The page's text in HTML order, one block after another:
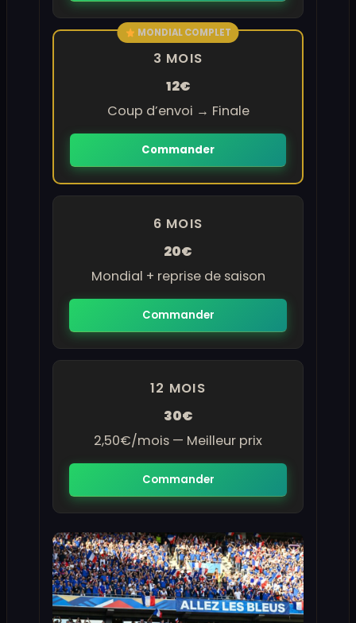
MONDIAL COMPLET
3 MOIS
12€
Coup d’envoi → Finale
Commander
6 MOIS
20€
Mondial + reprise de saison
Commander
12 MOIS
30€
2,50€/mois — Meilleur prix
Commander